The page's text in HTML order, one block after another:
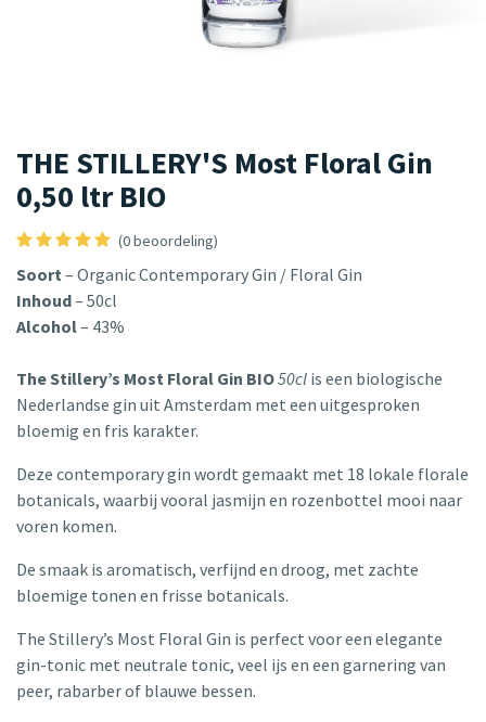
THE STILLERY'S Most Floral Gin
0,50 ltr BIO
(0 beoordeling)
Soort– Organic Contemporary Gin / Floral Gin
Inhoud– 50cl
Alcohol– 43%
The Stillery’s Most Floral Gin BIO50cl is een biologische
Nederlandse gin uit Amsterdam met een uitgesproken
bloemig en fris karakter.
Deze contemporary gin wordt gemaakt met 18 lokale florale
botanicals, waarbij vooral jasmijn en rozenbottel mooi naar
voren komen.
De smaak is aromatisch, verfijnd en droog, met zachte
bloemige tonen en frisse botanicals.
The Stillery’s Most Floral Gin is perfect voor een elegante
gin-tonic met neutrale tonic, veel ijs en een garnering van
peer, rabarber of blauwe bessen.